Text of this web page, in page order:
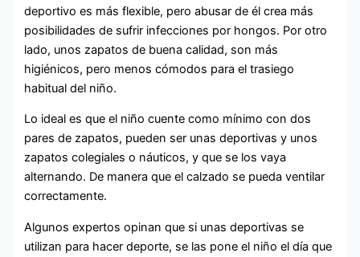
deportivo es más flexible, pero abusar de él crea más
posibilidades de sufrir infecciones por hongos. Por otro
lado, unos zapatos de buena calidad, son más
higiénicos, pero menos cómodos para el trasiego
habitual del niño.
Lo ideal es que el niño cuente como mínimo con dos
pares de zapatos, pueden ser unas deportivas y unos
zapatos colegiales o náuticos, y que se los vaya
alternando. De manera que el calzado se pueda ventilar
correctamente.
Algunos expertos opinan que si unas deportivas se
utilizan para hacer deporte, se las pone el niño el día que